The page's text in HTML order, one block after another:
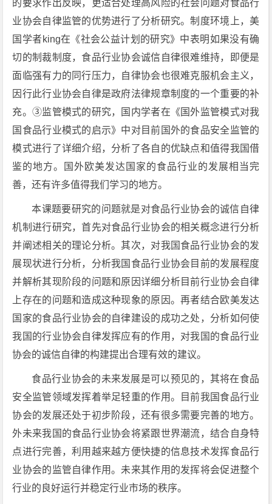
的要求作出反映，更适合处理高风险的社会问题对食品行
业协会自律监管的优势进行了分析研究。制度环境上，美
国学者king在《社会公益计划的研究》中表明如果没有确
切的制裁制度，食品行业协会诚信自律很难维持，即便是
面临强有力的同行压力，自律协会也很难克服机会主义，
因行此行业协会自律是政府法律规章制度的一个重要的补
充。③监管模式的研究，国内学者在《国外监管模式对我
国食品行业模式的启示》中对目前国外的食品安全监管的
模式进行了详细介绍，分析了各自的优缺点和值得我国借
鉴的地方。国外欧美发达国家的食品行业的发展相当完
善，还有许多值得我们学习的地方。
本课题要研究的问题就是对食品行业协会的诚信自律
机制进行研究，首先对食品行业协会的相关概念进行分析
并阐述相关的理论分析。其次，对我国食品行业协会的发
展现状进行分析，分析我国食品行业协会目前的发展程度
并解析其现阶段的问题和原因详细分析目前行业协会自律
上存在的问题和造成这种现象的原因。再者结合欧美发达
国家的食品行业协会的自律建设的成功之处，分析如何使
我国的行业协会自律发挥应有的作用，对我国的食品行业
协会的诚信自律的构建提出合理有效的建议。
食品行业协会的未来发展是可以预见的，其将在食品
安全监管领域发挥着举足轻重的作用。目前我国食品行业
协会的发展还处于初步阶段，还有很多需要完善的地方。
外未来我国的食品行业协会将紧跟世界潮流，结合自身特
点进行完善，利用越来越方便快捷的信息技术发挥食品行
业协会的监管自律作用。未来其作用的发挥将会促进整个
行业的良好运行并稳定行业市场的秩序。